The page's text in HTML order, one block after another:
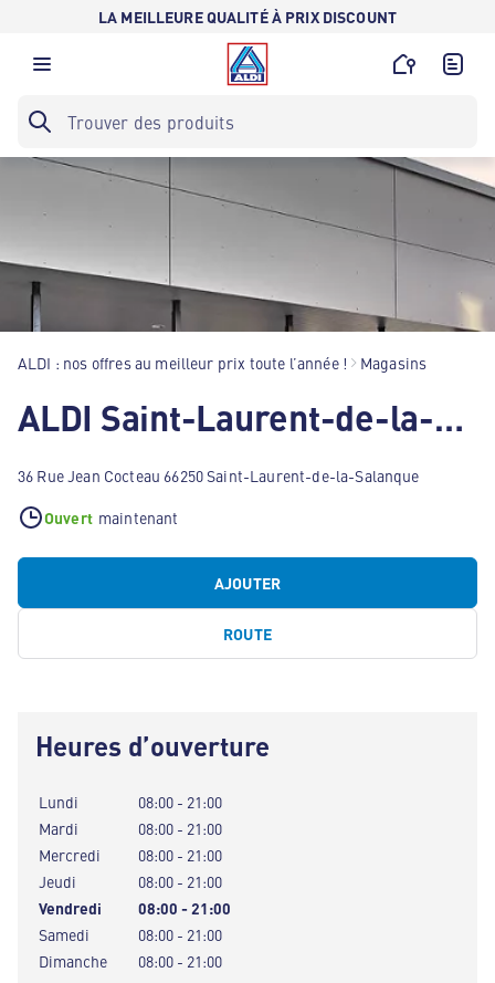
LA MEILLEURE QUALITÉ À PRIX DISCOUNT
ALDI : nos offres au meilleur prix toute l’année ! Magasins
ALDI Saint-Laurent-de-la-Salanque
36 Rue Jean Cocteau 66250 Saint-Laurent-de-la-Salanque
Ouvert maintenant
AJOUTER
ROUTE
Heures d’ouverture
Lundi
08:00 - 21:00
Mardi
08:00 - 21:00
Mercredi
08:00 - 21:00
Jeudi
08:00 - 21:00
Vendredi
08:00 - 21:00
Samedi
08:00 - 21:00
Dimanche
08:00 - 21:00